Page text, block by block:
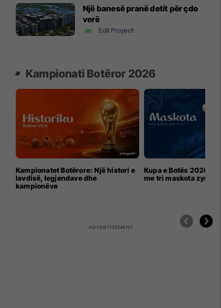
Një banesë pranë detit për çdo
verë
Edil Project
Kampionati Botëror 2026
Kampionatet Botërore: Një histori e
lavdisë, legjendave dhe
kampionëve
Kupa e Botës 2026
me tri maskota zyrtare